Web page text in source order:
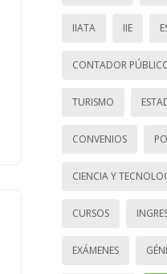
IIATA IIE
CONTADOR
TURISMO
CONVENIOS
CIENCIA Y
CURSOS
EXÁMENES